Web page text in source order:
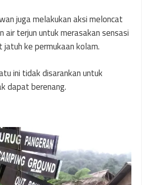
juga melakukan aksi meloncat
air terjun untuk merasakan sensasi
ke permukaan kolam.
ini tidak disarankan untuk
dapat berenang.